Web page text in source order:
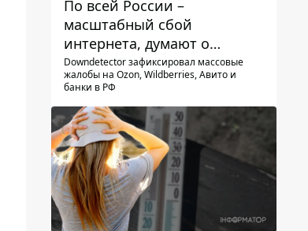
По всей России –
масштабный сбой
интернета, думают о
причинах
Downdetector зафиксировал массовые
жалобы на Ozon, Wildberries, Авито и
банки в РФ